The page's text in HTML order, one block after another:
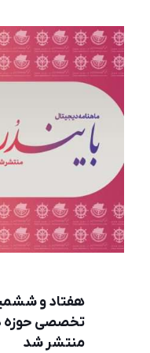
هفتاد و
تخصصی حوزه
منتشر شد